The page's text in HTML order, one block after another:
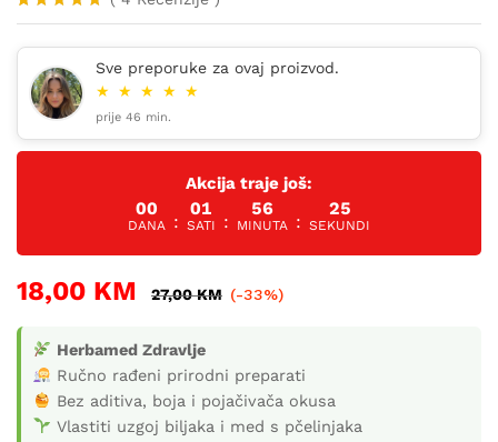
Korisničk
e ocjene:
ukupno 5
4
korisnika)
Sve preporuke za ovaj proizvod.
★ ★ ★ ★ ★
prije 46 min.
Akcija traje još:
00
DANA :
01
SATI :
56
MINUTA :
24
SEKUNDI
18,00 KM 27,00KM (-33%)
Herbamed Zdravlje
Ručno rađeni prirodni preparati
Bez aditiva, boja i pojačivača okusa
Vlastiti uzgoj biljaka i med s pčelinjaka